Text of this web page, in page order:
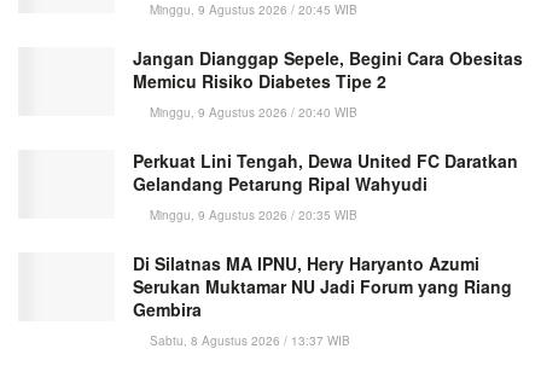
Minggu, 9 Agustus 2026 / 20:45 WIB
Jangan Dianggap Sepele, Begini Cara Obesitas
Memicu Risiko Diabetes Tipe 2
Minggu, 9 Agustus 2026 / 20:40 WIB
Perkuat Lini Tengah, Dewa United FC Daratkan
Gelandang Petarung Ripal Wahyudi
Minggu, 9 Agustus 2026 / 20:35 WIB
Di Silatnas MA IPNU, Hery Haryanto Azumi
Serukan Muktamar NU Jadi Forum yang Riang
Gembira
Sabtu, 8 Agustus 2026 / 13:37 WIB